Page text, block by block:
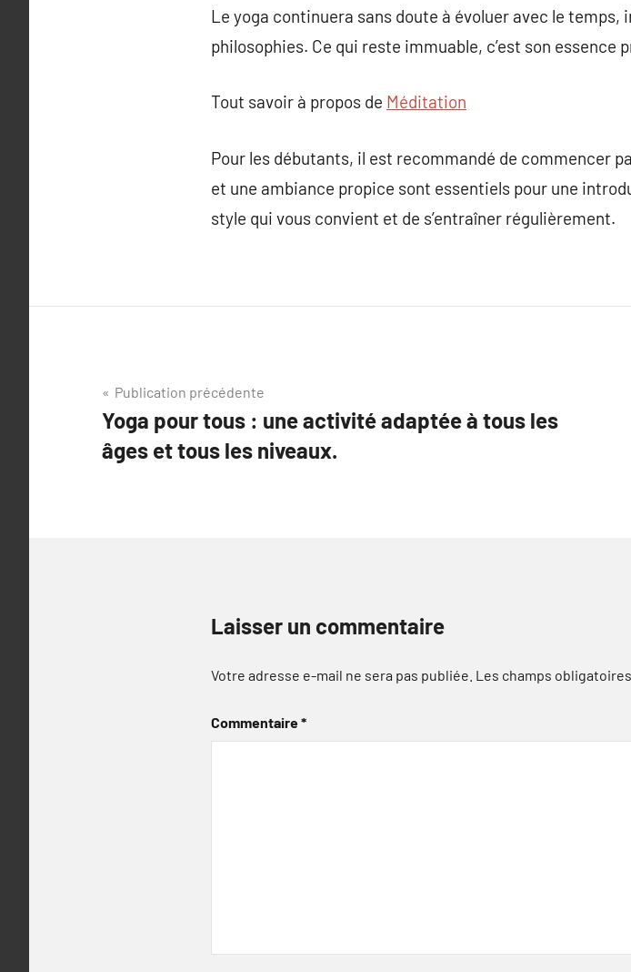
Le yoga continuera sans doute à évoluer avec le
philosophies. Ce qui reste immuable, c’est son
Tout savoir à propos de Méditation
Pour les débutants, il est recommandé de commencer
et une ambiance propice sont essentiels pour une
style qui vous convient et de s’entraîner régulièrement.
Navigation
de
l’article
Publication précédente
Yoga pour tous : une activité adaptée à tous les
âges et tous les niveaux.
Laisser un commentaire
Votre adresse e-mail ne sera pas publiée. Les champs
Commentaire*